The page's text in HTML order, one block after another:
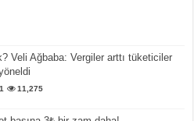
Veli Ağbaba: Vergiler arttı tüketiciler
11,275